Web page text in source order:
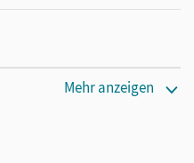
Mehr anzeigen